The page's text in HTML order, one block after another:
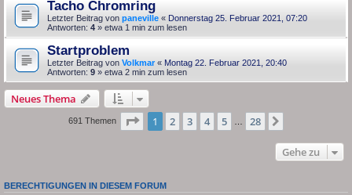
Tacho Chromring
Letzter Beitrag von paneville « Donnerstag 25. Februar 2021, 07:20
Antworten: 4 » etwa 1 min zum lesen
Startproblem
Letzter Beitrag von Volkmar« Montag 22. Februar 2021, 20:40
Antworten: 9 » etwa 2 min zum lesen
Neues Thema
691 Themen Seite 1von 28
1 2 3 4 5 … 28
Gehe zu
BERECHTIGUNGEN IN DIESEM FORUM